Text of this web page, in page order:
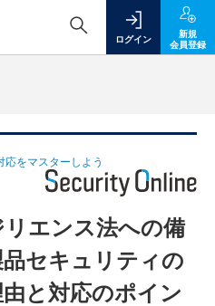
ログイン
新規
会員登録
をマスターしよう
エンス法への備
セキュリティの
と対応のポイン